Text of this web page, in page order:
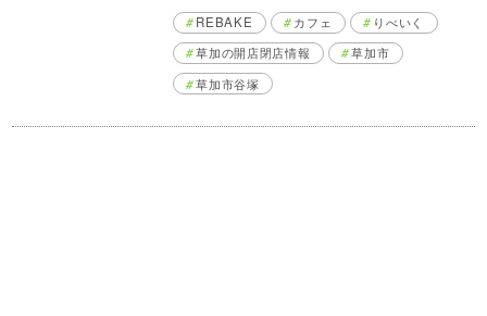
REBAKE カフェ
りべいく
草加の開店閉店情報
草加市
草加市谷塚